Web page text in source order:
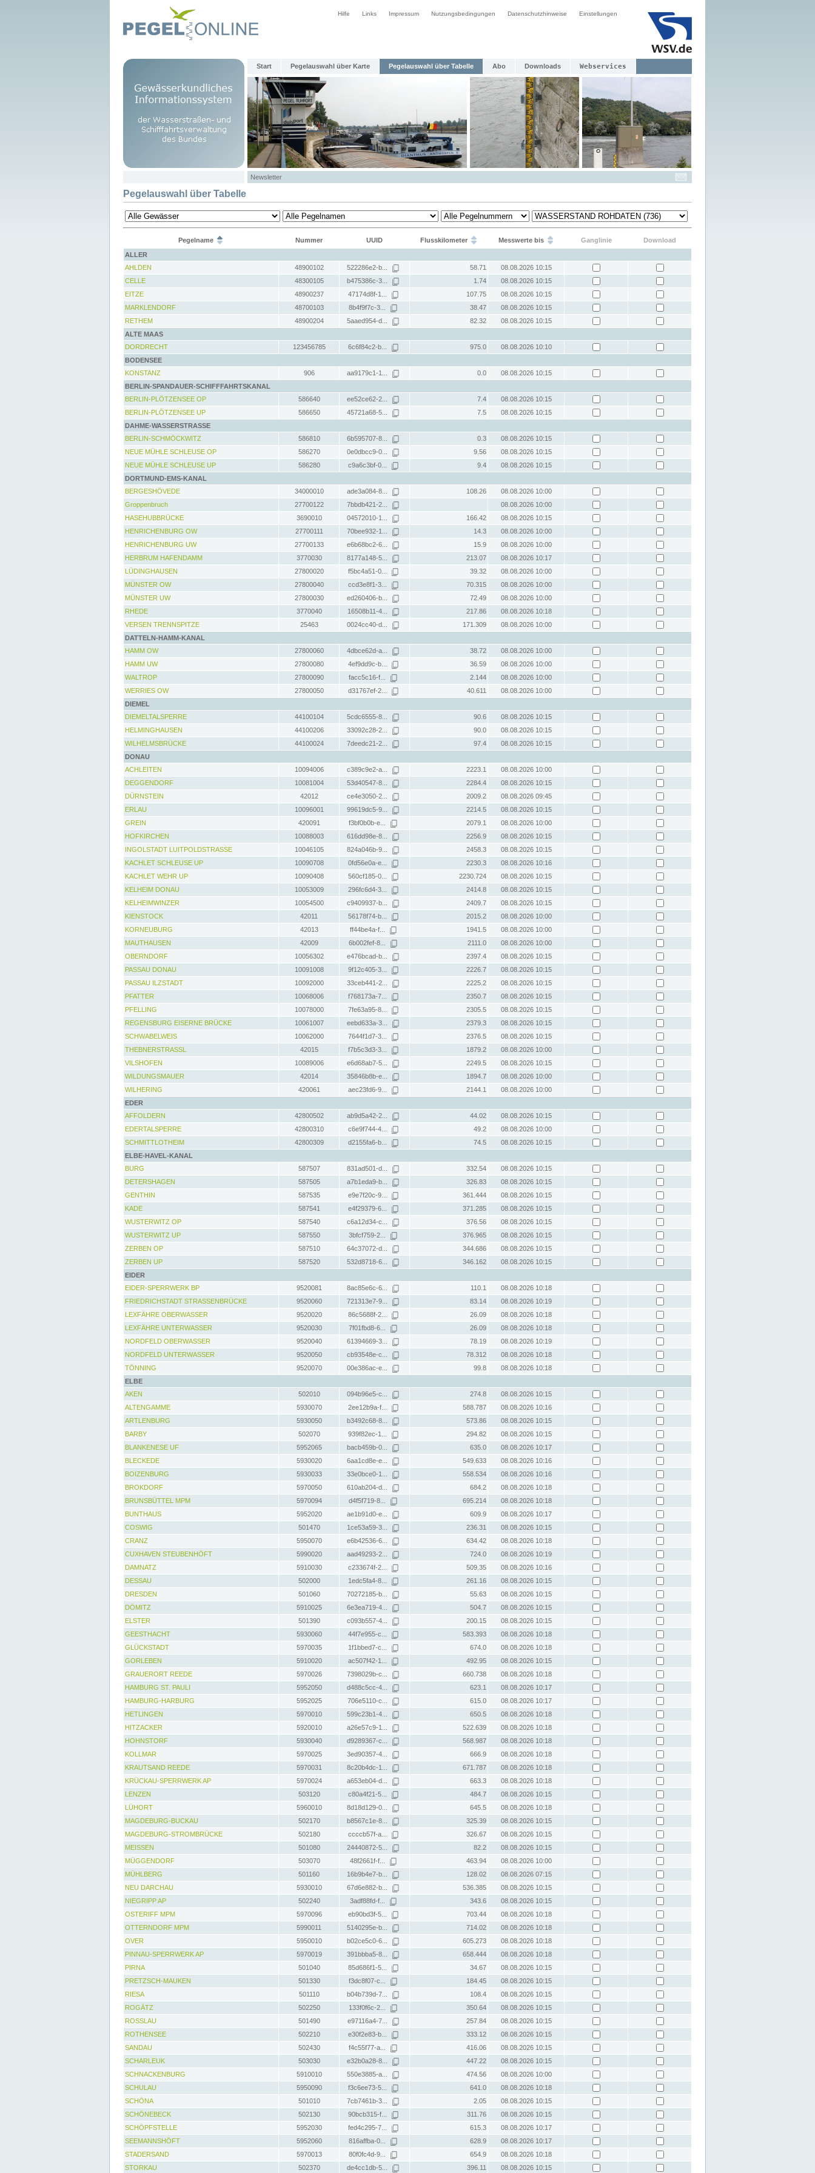
Hilfe Links Impressum Nutzungsbedingungen Datenschutzhinweise Einstellungen
Start Pegelauswahl über Karte Pegelauswahl über Tabelle Abo Downloads Webservices
Newsletter
Pegelauswahl über Tabelle
Pegelname Nummer UUID Flusskilometer Messwerte bis Ganglinie
Download
ALLER
AHLDEN
48900102 522286e2-b... 58.71
08.08.2026 10:15
CELLE
48300105 b475386c-3... 1.74
08.08.2026 10:15
EITZE
48900237 47174d8f-1... 107.75
08.08.2026 10:15
MARKLENDORF
48700103 8b4f9f7c-3... 38.47
08.08.2026 10:15
RETHEM
48900204 5aaed954-d... 82.32
08.08.2026 10:15
ALTE MAAS
DORDRECHT
123456785 6c6f84c2-b... 975.0
08.08.2026 10:10
BODENSEE
KONSTANZ
906 aa9179c1-1... 0.0
08.08.2026 10:15
BERLIN-SPANDAUER-SCHIFFFAHRTSKANAL
BERLIN-PLÖTZENSEE OP
586640 ee52ce62-2... 7.4
08.08.2026 10:15
BERLIN-PLÖTZENSEE UP
586650 45721a68-5... 7.5
08.08.2026 10:15
DAHME-WASSERSTRASSE
BERLIN-SCHMÖCKWITZ
586810 6b595707-8... 0.3
08.08.2026 10:15
NEUE MÜHLE SCHLEUSE OP
586270 0e0dbcc9-0... 9.56
08.08.2026 10:15
NEUE MÜHLE SCHLEUSE UP
586280 c9a6c3bf-0... 9.4
08.08.2026 10:15
DORTMUND-EMS-KANAL
BERGESHÖVEDE
34000010 ade3a084-8... 108.26
08.08.2026 10:00
Groppenbruch
27700122 7bbdb421-2...
08.08.2026 10:00
HASEHUBBRÜCKE
3690010 04572010-1... 166.42
08.08.2026 10:15
HENRICHENBURG OW
27700111 70bee932-1... 14.3
08.08.2026 10:00
HENRICHENBURG UW
27700133 e6b68bc2-6... 15.9
08.08.2026 10:00
HERBRUM HAFENDAMM
3770030 8177a148-5... 213.07
08.08.2026 10:17
LÜDINGHAUSEN
27800020 f5bc4a51-0... 39.32
08.08.2026 10:00
MÜNSTER OW
27800040 ccd3e8f1-3... 70.315
08.08.2026 10:00
MÜNSTER UW
27800030 ed260406-b... 72.49
08.08.2026 10:00
RHEDE
3770040 16508b11-4... 217.86
08.08.2026 10:18
VERSEN TRENNSPITZE
25463 0024cc40-d... 171.309
08.08.2026 10:00
DATTELN-HAMM-KANAL
HAMM OW
27800060 4dbce62d-a... 38.72
08.08.2026 10:00
HAMM UW
27800080 4ef9dd9c-b... 36.59
08.08.2026 10:00
WALTROP
27800090 facc5c16-f... 2.144
08.08.2026 10:00
WERRIES OW
27800050 d31767ef-2... 40.611
08.08.2026 10:00
DIEMEL
DIEMELTALSPERRE
44100104 5cdc6555-8... 90.6
08.08.2026 10:15
HELMINGHAUSEN
44100206 33092c28-2... 90.0
08.08.2026 10:15
WILHELMSBRÜCKE
44100024 7deedc21-2... 97.4
08.08.2026 10:15
DONAU
ACHLEITEN
10094006 c389c9e2-a... 2223.1
08.08.2026 10:00
DEGGENDORF
10081004 53d40547-8... 2284.4
08.08.2026 10:15
DÜRNSTEIN
42012 ce4e3050-2... 2009.2
08.08.2026 09:45
ERLAU
10096001 99619dc5-9... 2214.5
08.08.2026 10:15
GREIN
420091 f3bf0b0b-e... 2079.1
08.08.2026 10:00
HOFKIRCHEN
10088003 616dd98e-8... 2256.9
08.08.2026 10:15
INGOLSTADT LUITPOLDSTRASSE
10046105 824a046b-9... 2458.3
08.08.2026 10:15
KACHLET SCHLEUSE UP
10090708 0fd56e0a-e... 2230.3
08.08.2026 10:16
KACHLET WEHR UP
10090408 560cf185-0... 2230.724
08.08.2026 10:15
KELHEIM DONAU
10053009 296fc6d4-3... 2414.8
08.08.2026 10:15
KELHEIMWINZER
10054500 c9409937-b... 2409.7
08.08.2026 10:15
KIENSTOCK
42011 56178f74-b... 2015.2
08.08.2026 10:00
KORNEUBURG
42013 ff44be4a-f... 1941.5
08.08.2026 10:00
MAUTHAUSEN
42009 6b002fef-8... 2111.0
08.08.2026 10:00
OBERNDORF
10056302 e476bcad-b... 2397.4
08.08.2026 10:15
PASSAU DONAU
10091008 9f12c405-3... 2226.7
08.08.2026 10:15
PASSAU ILZSTADT
10092000 33ceb441-2... 2225.2
08.08.2026 10:15
PFATTER
10068006 f768173a-7... 2350.7
08.08.2026 10:15
PFELLING
10078000 7fe63a95-8... 2305.5
08.08.2026 10:15
REGENSBURG EISERNE BRÜCKE
10061007 eebd633a-3... 2379.3
08.08.2026 10:15
SCHWABELWEIS
10062000 7644f1d7-3... 2376.5
08.08.2026 10:15
THEBNERSTRASSL
42015 f7b5c3d3-3... 1879.2
08.08.2026 10:00
VILSHOFEN
10089006 e6d68ab7-5... 2249.5
08.08.2026 10:15
WILDUNGSMAUER
42014 35846b8b-e... 1894.7
08.08.2026 10:00
WILHERING
420061 aec23fd6-9... 2144.1
08.08.2026 10:00
EDER
AFFOLDERN
42800502 ab9d5a42-2... 44.02
08.08.2026 10:15
EDERTALSPERRE
42800310 c6e9f744-4... 49.2
08.08.2026 10:00
SCHMITTLOTHEIM
42800309 d2155fa6-b... 74.5
08.08.2026 10:15
ELBE-HAVEL-KANAL
BURG
587507 831ad501-d... 332.54
08.08.2026 10:15
DETERSHAGEN
587505 a7b1eda9-b... 326.83
08.08.2026 10:15
GENTHIN
587535 e9e7f20c-9... 361.444
08.08.2026 10:15
KADE
587541 e4f29379-6... 371.285
08.08.2026 10:15
WUSTERWITZ OP
587540 c6a12d34-c... 376.56
08.08.2026 10:15
WUSTERWITZ UP
587550 3bfcf759-2... 376.965
08.08.2026 10:15
ZERBEN OP
587510 64c37072-d... 344.686
08.08.2026 10:15
ZERBEN UP
587520 532d8718-6... 346.162
08.08.2026 10:15
EIDER
EIDER-SPERRWERK BP
9520081 8ac85e6c-6... 110.1
08.08.2026 10:18
FRIEDRICHSTADT STRASSENBRÜCKE
9520060 721313e7-9... 83.14
08.08.2026 10:19
LEXFÄHRE OBERWASSER
9520020 86c5688f-2... 26.09
08.08.2026 10:18
LEXFÄHRE UNTERWASSER
9520030 7f01fbd8-6... 26.09
08.08.2026 10:18
NORDFELD OBERWASSER
9520040 61394669-3... 78.19
08.08.2026 10:19
NORDFELD UNTERWASSER
9520050 cb93548e-c... 78.312
08.08.2026 10:18
TÖNNING
9520070 00e386ac-e... 99.8
08.08.2026 10:18
ELBE
AKEN
502010 094b96e5-c... 274.8
08.08.2026 10:15
ALTENGAMME
5930070 2ee12b9a-f... 588.787
08.08.2026 10:16
ARTLENBURG
5930050 b3492c68-8... 573.86
08.08.2026 10:15
BARBY
502070 939f82ec-1... 294.82
08.08.2026 10:15
BLANKENESE UF
5952065 bacb459b-0... 635.0
08.08.2026 10:17
BLECKEDE
5930020 6aa1cd8e-e... 549.633
08.08.2026 10:16
BOIZENBURG
5930033 33e0bce0-1... 558.534
08.08.2026 10:16
BROKDORF
5970050 610ab204-d... 684.2
08.08.2026 10:18
BRUNSBÜTTEL MPM
5970094 d4f5f719-8... 695.214
08.08.2026 10:18
BUNTHAUS
5952020 ae1b91d0-e... 609.9
08.08.2026 10:17
COSWIG
501470 1ce53a59-3... 236.31
08.08.2026 10:15
CRANZ
5950070 e6b42536-6... 634.42
08.08.2026 10:18
CUXHAVEN STEUBENHÖFT
5990020 aad49293-2... 724.0
08.08.2026 10:19
DAMNATZ
5910030 c233674f-2... 509.35
08.08.2026 10:16
DESSAU
502000 1edc5fa4-8... 261.16
08.08.2026 10:15
DRESDEN
501060 70272185-b... 55.63
08.08.2026 10:15
DÖMITZ
5910025 6e3ea719-4... 504.7
08.08.2026 10:15
ELSTER
501390 c093b557-4... 200.15
08.08.2026 10:15
GEESTHACHT
5930060 44f7e955-c... 583.393
08.08.2026 10:18
GLÜCKSTADT
5970035 1f1bbed7-c... 674.0
08.08.2026 10:18
GORLEBEN
5910020 ac507f42-1... 492.95
08.08.2026 10:15
GRAUERORT REEDE
5970026 7398029b-c... 660.738
08.08.2026 10:18
HAMBURG ST. PAULI
5952050 d488c5cc-4... 623.1
08.08.2026 10:17
HAMBURG-HARBURG
5952025 706e5110-c... 615.0
08.08.2026 10:17
HETLINGEN
5970010 599c23b1-4... 650.5
08.08.2026 10:18
HITZACKER
5920010 a26e57c9-1... 522.639
08.08.2026 10:18
HOHNSTORF
5930040 d9289367-c... 568.987
08.08.2026 10:18
KOLLMAR
5970025 3ed90357-4... 666.9
08.08.2026 10:18
KRAUTSAND REEDE
5970031 8c20b4dc-1... 671.787
08.08.2026 10:18
KRÜCKAU-SPERRWERK AP
5970024 a653eb04-d... 663.3
08.08.2026 10:18
LENZEN
503120 c80a4f21-5... 484.7
08.08.2026 10:15
LÜHORT
5960010 8d18d129-0... 645.5
08.08.2026 10:18
MAGDEBURG-BUCKAU
502170 b8567c1e-8... 325.39
08.08.2026 10:15
MAGDEBURG-STROMBRÜCKE
502180 ccccb57f-a... 326.67
08.08.2026 10:15
MEISSEN
501080 24440872-5... 82.2
08.08.2026 10:15
MÜGGENDORF
503070 48f2661f-f... 463.94
08.08.2026 10:00
MÜHLBERG
501160 16b9b4e7-b... 128.02
08.08.2026 07:15
NEU DARCHAU
5930010 67d6e882-b... 536.385
08.08.2026 10:15
NIEGRIPP AP
502240 3adf88fd-f... 343.6
08.08.2026 10:15
OSTERIFF MPM
5970096 eb90bd3f-5... 703.44
08.08.2026 10:18
OTTERNDORF MPM
5990011 5140295e-b... 714.02
08.08.2026 10:18
OVER
5950010 b02ce5c0-6... 605.273
08.08.2026 10:18
PINNAU-SPERRWERK AP
5970019 391bbba5-8... 658.444
08.08.2026 10:18
PIRNA
501040 85d686f1-5... 34.67
08.08.2026 10:15
PRETZSCH-MAUKEN
501330 f3dc8f07-c... 184.45
08.08.2026 10:15
RIESA
501110 b04b739d-7... 108.4
08.08.2026 10:15
ROGÄTZ
502250 133f0f6c-2... 350.64
08.08.2026 10:15
ROSSLAU
501490 e97116a4-7... 257.84
08.08.2026 10:15
ROTHENSEE
502210 e30f2e83-b... 333.12
08.08.2026 10:15
SANDAU
502430 f4c55f77-a... 416.06
08.08.2026 10:15
SCHARLEUK
503030 e32b0a28-8... 447.22
08.08.2026 10:15
SCHNACKENBURG
5910010 550e3885-a... 474.56
08.08.2026 10:00
SCHULAU
5950090 f3c6ee73-5... 641.0
08.08.2026 10:18
SCHÖNA
501010 7cb7461b-3... 2.05
08.08.2026 10:15
SCHÖNEBECK
502130 90bcb315-f... 311.76
08.08.2026 10:15
SCHÖPFSTELLE
5952030 fed4c295-7... 615.3
08.08.2026 10:17
SEEMANNSHÖFT
5952060 816affba-0... 628.9
08.08.2026 10:17
STADERSAND
5970013 80f0fc4d-9... 654.9
08.08.2026 10:18
STORKAU
502370 de4cc1db-5... 396.11 08.08.2026 10:15